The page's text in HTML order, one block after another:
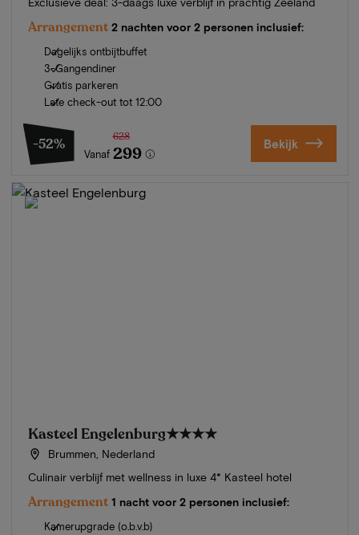
Arrangement 2 nachten voor 2 personen inclusief:
Dagelijks ontbijtbuffet
3-Gangendiner
Gratis parkeren
Late check-out tot 12:00
-52%
Vanaf
628
299 Bekijk
Kasteel Engelenburg★★★★
Brummen, Nederland
Culinair verblijf met wellness in luxe 4* Kasteel hotel
Arrangement 1 nacht voor 2 personen inclusief:
Kamerupgrade (o.b.v.b)